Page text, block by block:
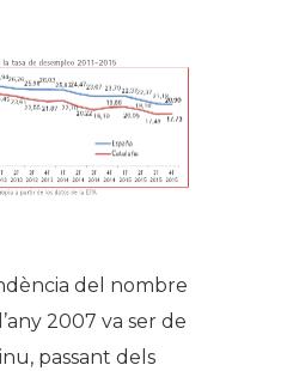
del nombre
2007 va ser de
passant dels